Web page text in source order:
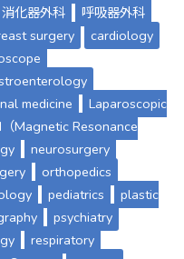
消化器外科
呼吸器外科
surgery
cardiology
medicine
Laparoscopic
（Magnetic Resonance
neurosurgery
orthopedics
pediatrics
plastic
psychiatry
respiratory